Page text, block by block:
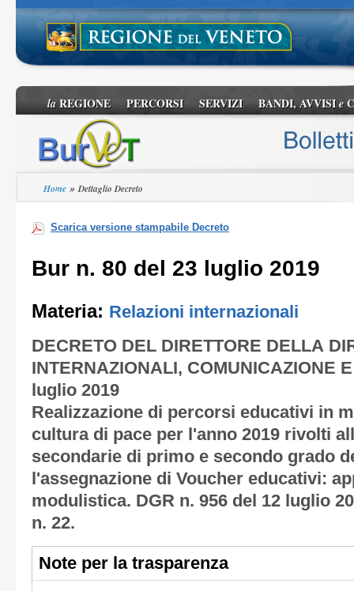
laREGIONE PERCORSI SERVIZI BANDI, AVVISIe
Home »Dettaglio Decreto
Scarica versione stampabile Decreto
Bur n. 80 del 23 luglio 2019
Materia: Relazioni internazionali
DECRETO DEL DIRETTORE DELLA
INTERNAZIONALI, COMUNICAZIONE
luglio 2019
Realizzazione di percorsi educativi in
cultura di pace per l'anno 2019 rivolti
secondarie di primo e secondo grado
l'assegnazione di Voucher educativi:
modulistica. DGR n. 956 del 12 luglio
n. 22.
Note per la trasparenza